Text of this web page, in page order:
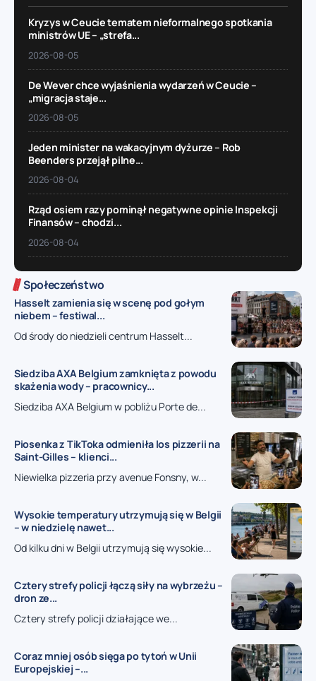
Kryzys w Ceucie tematem nieformalnego spotkania
ministrów UE – „strefa...
2026-08-05
De Wever chce wyjaśnienia wydarzeń w Ceucie –
„migracja staje...
2026-08-05
Jeden minister na wakacyjnym dyżurze – Rob
Beenders przejął pilne...
2026-08-04
Rząd osiem razy pominął negatywne opinie Inspekcji
Finansów – chodzi...
2026-08-04
Społeczeństwo
Hasselt zamienia się w scenę pod gołym
niebem – festiwal...
Od środy do niedzieli centrum Hasselt...
Siedziba AXA Belgium zamknięta z powodu
skażenia wody – pracownicy...
Siedziba AXA Belgium w pobliżu Porte de...
Piosenka z TikToka odmieniła los pizzerii na
Saint-Gilles – klienci...
Niewielka pizzeria przy avenue Fonsny, w...
Wysokie temperatury utrzymują się w Belgii
– w niedzielę nawet...
Od kilku dni w Belgii utrzymują się wysokie...
Cztery strefy policji łączą siły na wybrzeżu –
dron ze...
Cztery strefy policji działające we...
Coraz mniej osób sięga po tytoń w Unii
Europejskiej –...